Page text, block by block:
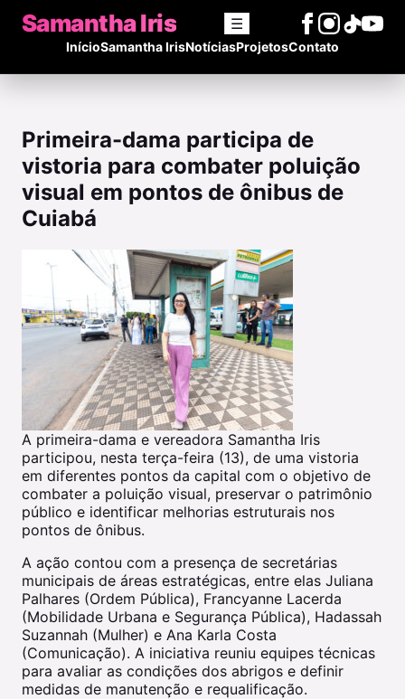
Samantha Iris ☰
InícioSamantha IrisNotíciasProjetosContato
Primeira-dama participa de
vistoria para combater poluição
visual em pontos de ônibus de
Cuiabá
A primeira-dama e vereadora Samantha Iris
participou, nesta terça-feira (13), de uma vistoria
em diferentes pontos da capital com o objetivo de
combater a poluição visual, preservar o patrimônio
público e identificar melhorias estruturais nos
pontos de ônibus.
A ação contou com a presença de secretárias
municipais de áreas estratégicas, entre elas Juliana
Palhares (Ordem Pública), Francyanne Lacerda
(Mobilidade Urbana e Segurança Pública), Hadassah
Suzannah (Mulher) e Ana Karla Costa
(Comunicação). A iniciativa reuniu equipes técnicas
para avaliar as condições dos abrigos e definir
medidas de manutenção e requalificação.